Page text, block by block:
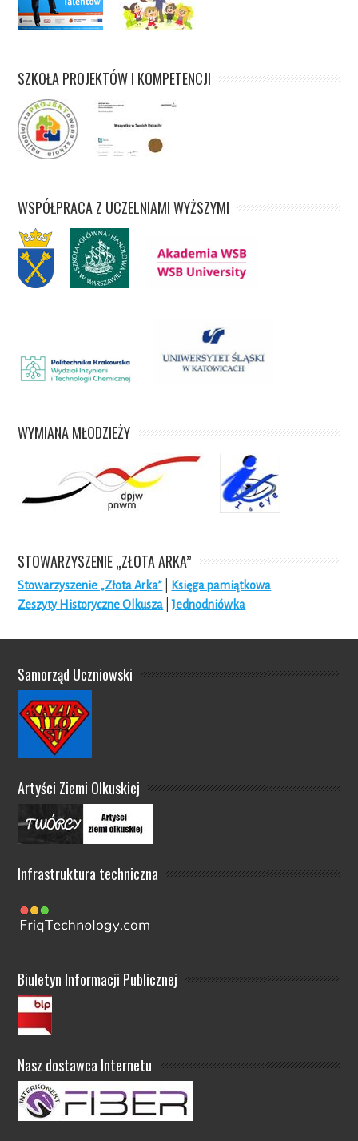
SZKOŁA PROJEKTÓW I KOMPETENCJI
WSPÓŁPRACA Z UCZELNIAMI WYŻSZYMI
WYMIANA MŁODZIEŻY
STOWARZYSZENIE „ZŁOTA ARKA”
Stowarzyszenie „Złota Arka”
Księga pamiątkowa
Zeszyty Historyczne Olkusza |Jednodniówka
Samorząd Uczniowski
Artyści Ziemi Olkuskiej
Infrastruktura techniczna
Biuletyn Informacji Publicznej
Nasz dostawca Internetu